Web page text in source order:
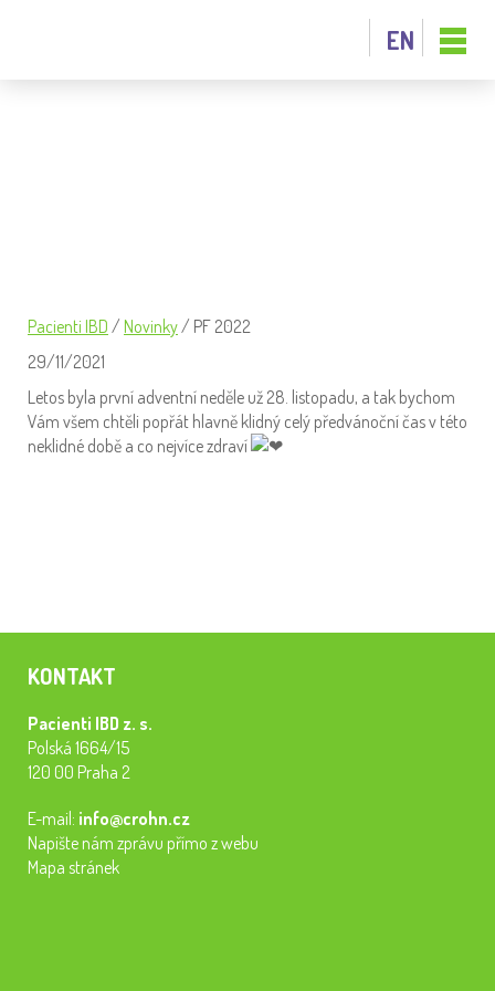
EN
Pacienti IBD / Novinky/ PF 2022
29/11/2021
Letos byla první adventní neděle už 28. listopadu, a tak bychom
Vám všem chtěli popřát hlavně klidný celý předvánoční čas v této
neklidné době a co nejvíce zdraví
KONTAKT
Pacienti IBD z. s.
Polská 1664/15
120 00 Praha 2
E-mail: info@crohn.cz
Napište nám zprávu přímo z webu
Mapa stránek